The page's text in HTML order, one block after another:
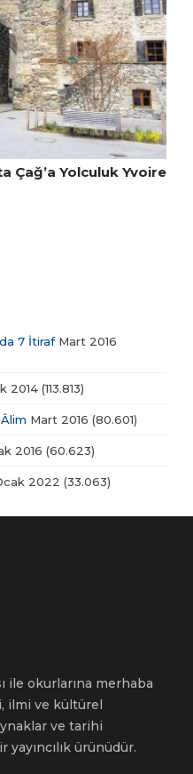
Çağ’a Yolculuk Yvoire
7 İtirafMart 2016
2014 (113.813)
Mart 2016 (80.601)
2016 (60.623)
2022 (33.063)
ile okurlarına merhaba
ilmi ve kültürel
ve tarihi
ürünüdür.